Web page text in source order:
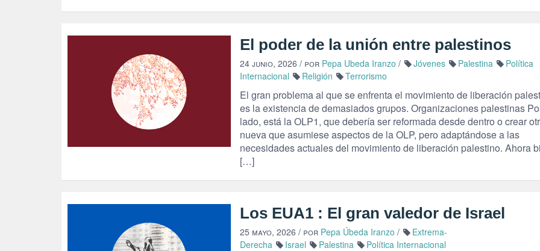
El poder de la unión entre palestinos
24 junio, 2026 / por Pepa Ubeda Iranzo / Jóvenes Palestina
Política
Internacional
Religión Terrorismo
El gran problema al que se enfrenta el movimiento de liberación
es la existencia de demasiados grupos. Organizaciones palestinas
lado, está la OLP1, que debería ser reformada desde dentro o crear
nueva que asumiese aspectos de la OLP, pero adaptándose a las
necesidades actuales del movimiento de liberación palestino. Ahora
[…]
Los EUA1 : El gran valedor de Israel
25 mayo, 2026 / por Pepa Úbeda Iranzo /
Extrema-
Derecha
Israel Palestina Política Internacional